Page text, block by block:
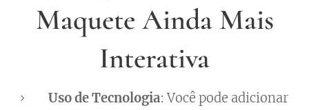
Maquete Ainda Mais
Interativa
Uso de Tecnologia: Você pode adicionar